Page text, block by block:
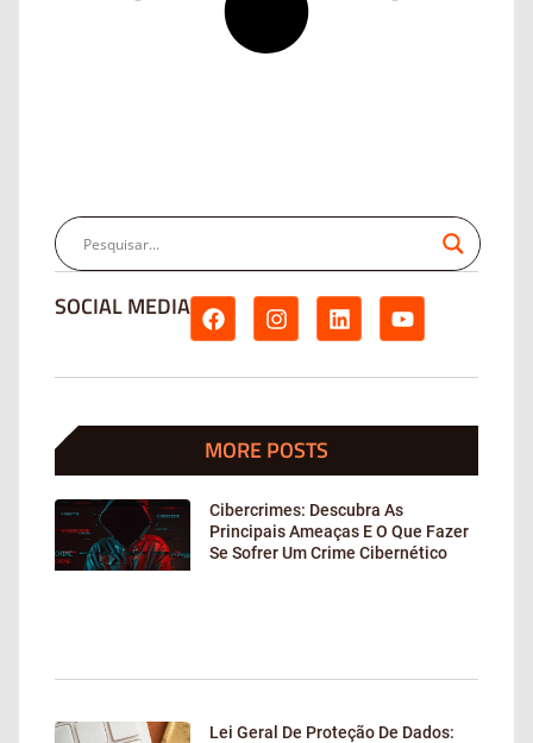
SOCIAL MEDIA
MORE POSTS
Cibercrimes: Descubra As
Principais Ameaças E O Que Fazer
Se Sofrer Um Crime Cibernético
Lei Geral De Proteção De Dados: